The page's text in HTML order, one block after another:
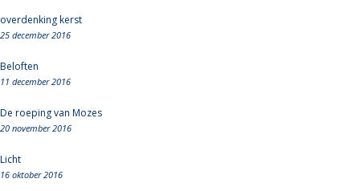
overdenking kerst
25 december 2016
Beloften
11 december 2016
De roeping van Mozes
20 november 2016
Licht
16 oktober 2016